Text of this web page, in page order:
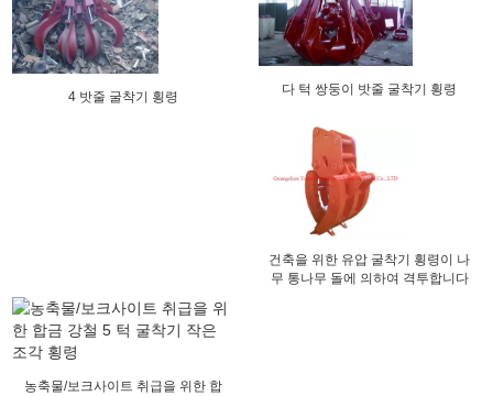
4 밧줄 굴착기 횡령 다 턱 쌍둥이 밧줄 굴착기 횡령
건축을 위한 유압 굴착기 횡령이 나
무 통나무 돌에 의하여 격투합니다
농축물/보크사이트 취급을 위한 합